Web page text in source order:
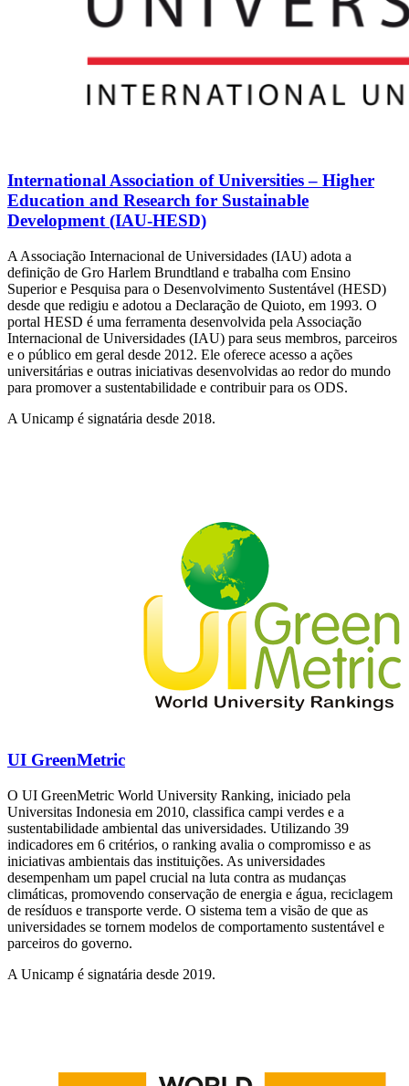
International Association of Universities – Higher
Education and Research for Sustainable
Development (IAU-HESD)
A Associação Internacional de Universidades (IAU) adota a
definição de Gro Harlem Brundtland e trabalha com Ensino
Superior e Pesquisa para o Desenvolvimento Sustentável (HESD)
desde que redigiu e adotou a Declaração de Quioto, em 1993. O
portal HESD é uma ferramenta desenvolvida pela Associação
Internacional de Universidades (IAU) para seus membros, parceiros
e o público em geral desde 2012. Ele oferece acesso a ações
universitárias e outras iniciativas desenvolvidas ao redor do mundo
para promover a sustentabilidade e contribuir para os ODS.
A Unicamp é signatária desde 2018.
UI GreenMetric
O UI GreenMetric World University Ranking, iniciado pela
Universitas Indonesia em 2010, classifica campi verdes e a
sustentabilidade ambiental das universidades. Utilizando 39
indicadores em 6 critérios, o ranking avalia o compromisso e as
iniciativas ambientais das instituições. As universidades
desempenham um papel crucial na luta contra as mudanças
climáticas, promovendo conservação de energia e água, reciclagem
de resíduos e transporte verde. O sistema tem a visão de que as
universidades se tornem modelos de comportamento sustentável e
parceiros do governo.
A Unicamp é signatária desde 2019.